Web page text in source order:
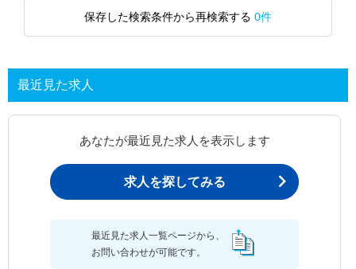
保存した検索条件から再検索する 0件
最近見た求人
あなたが最近見た求人を表示します
求人を探してみる
最近見た求人一覧ページから、
お問い合わせが可能です。